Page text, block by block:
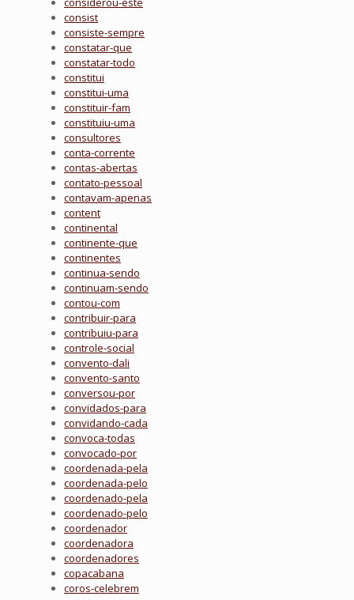
consist
consiste-sempre
constatar-que
constatar-todo
constitui
constitui-uma
constituir-fam
constituiu-uma
consultores
conta-corrente
contas-abertas
contato-pessoal
contavam-apenas
content
continental
continente-que
continentes
continua-sendo
continuam-sendo
contou-com
contribuir-para
contribuiu-para
controle-social
convento-dali
convento-santo
conversou-por
convidados-para
convidando-cada
convoca-todas
convocado-por
coordenada-pela
coordenada-pelo
coordenado-pela
coordenado-pelo
coordenador
coordenadora
coordenadores
copacabana
coros-celebrem